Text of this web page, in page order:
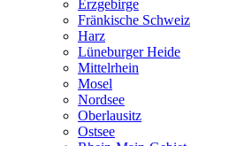
Erzgebirge
Fränkische Schweiz
Harz
Lüneburger Heide
Mittelrhein
Mosel
Nordsee
Oberlausitz
Ostsee